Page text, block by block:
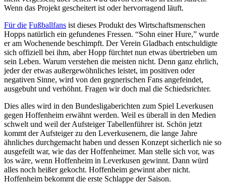
Wenn das Projekt gescheitert ist oder hervorragend läuft.
Für die Fußballfans ist dieses Produkt des Wirtschaftsmenschen
Hopps natürlich ein gefundenes Fressen. “Sohn einer Hure,” wurde
er am Wochenende beschimpft. Der Verein Gladbach entschuldigte
sich offiziell bei ihm, aber Hopp fürchtet nun etwas übertrieben um
sein Leben. Warum verstehen die meisten nicht. Denn ganz ehrlich,
jeder der etwas außergewöhnliches leistet, im positiven oder
negativen Sinne, wird von den gegnerischen Fans angefeindet,
ausgebuht und verhöhnt. Fragen wir doch mal die Schiedsrichter.
Dies alles wird in den Bundesligaberichten zum Spiel Leverkusen
gegen Hoffenheim erwähnt werden. Weil es überall in den Medien
schwelt und weil der Aufsteiger Tabellenführer ist. Schön jetzt
kommt der Aufsteiger zu den Leverkusenern, die lange Jahre
ähnliches durchgemacht haben und dessen Konzept sicherlich nie so
ausgefeilt war, wie das der Hoffenheimer. Man stelle sich vor, was
los wäre, wenn Hoffenheim in Leverkusen gewinnt. Dann würd
alles noch heißer gekocht. Hoffenheim gewinnt aber nicht.
Hoffenheim bekommt die erste Schlappe der Saison.